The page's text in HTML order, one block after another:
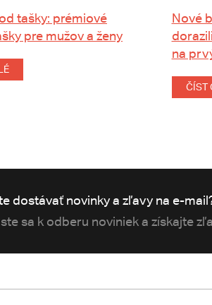
tašky: prémiové
pre mužov a ženy
Nové
na
ČÍST
dostávať novinky a zľavy na e-
sa k odberu noviniek a získajte